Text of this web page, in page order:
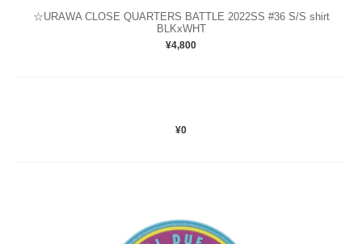
☆URAWA CLOSE QUARTERS BATTLE 2022SS #36 S/S shirt
BLKxWHT
¥4,800
¥0